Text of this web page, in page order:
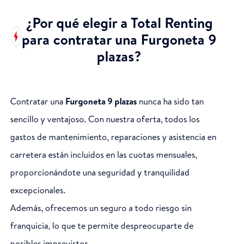
¿Por qué elegir a Total Renting
para contratar una Furgoneta 9
plazas?
Contratar una Furgoneta 9 plazas nunca ha sido tan
sencillo y ventajoso. Con nuestra oferta, todos los
gastos de mantenimiento, reparaciones y asistencia en
carretera están incluidos en las cuotas mensuales,
proporcionándote una seguridad y tranquilidad
excepcionales.
Además, ofrecemos un seguro a todo riesgo sin
franquicia, lo que te permite despreocuparte de